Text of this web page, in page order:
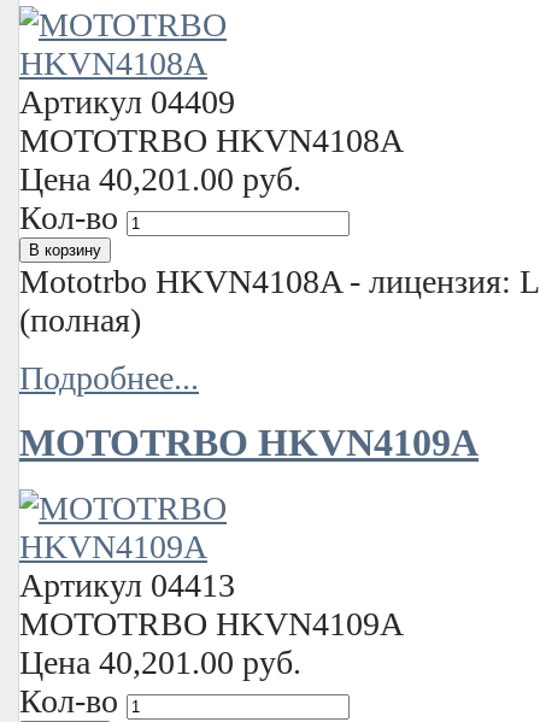
Артикул 04409
MOTOTRBO HKVN4108A
Цена 40,201.00 руб.
Кол-во
Mototrbo HKVN4108A - лицензия:
(полная)
Подробнее...
MOTOTRBO HKVN4109A
Артикул 04413
MOTOTRBO HKVN4109A
Цена 40,201.00 руб.
Кол-во